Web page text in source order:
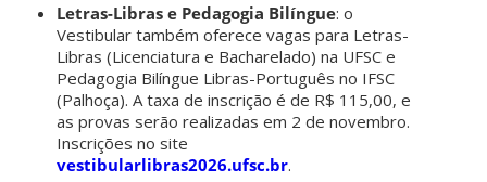
Letras-Libras e Pedagogia Bilíngue: o
Vestibular também oferece vagas para Letras-
Libras (Licenciatura e Bacharelado) na UFSC e
Pedagogia Bilíngue Libras-Português no IFSC
(Palhoça). A taxa de inscrição é de R$ 115,00, e
as provas serão realizadas em 2 de novembro.
Inscrições no site
vestibularlibras2026.ufsc.br.